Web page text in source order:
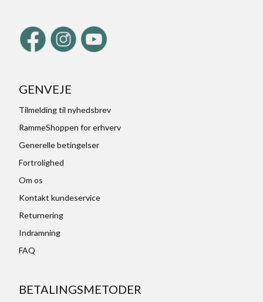
GENVEJE
Tilmelding til nyhedsbrev
RammeShoppen for erhverv
Generelle betingelser
Fortrolighed
Om os
Kontakt kundeservice
Returnering
Indramning
FAQ
BETALINGSMETODER